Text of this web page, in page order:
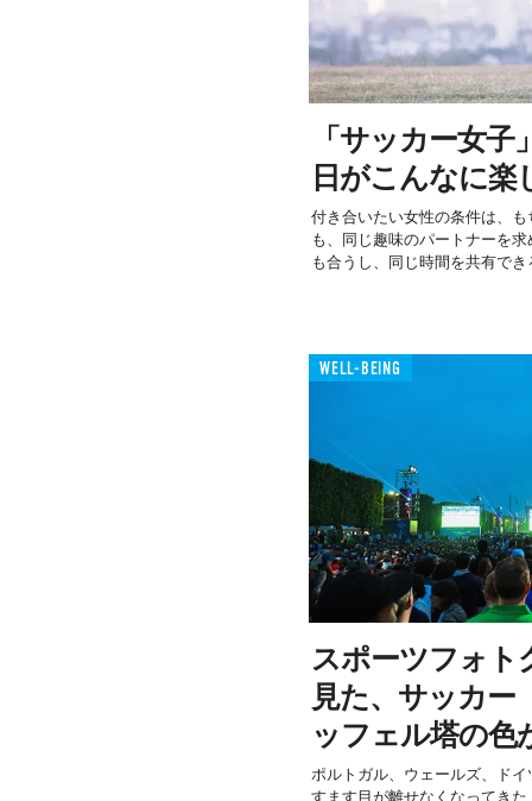
「サッカー女
日がこんなに楽
付き合いたい女性の条件は、
も、同じ趣味のパートナーを
も合うし、同じ時間を共有で
WELL-BEING
スポーツフォト
見た、サッカー
ッフェル塔の色
ポルトガル、ウェールズ、ド
すます目が離せなくなってき